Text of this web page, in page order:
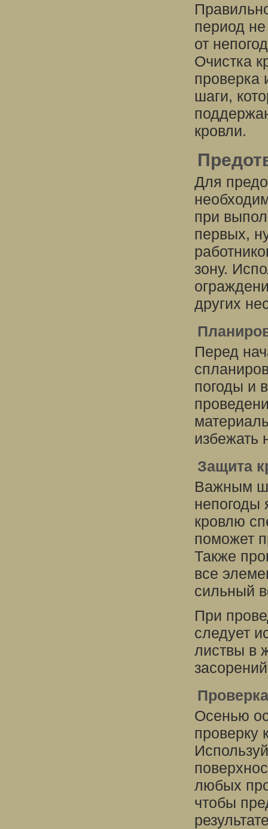
период не
от
Очистка
проверка
шаги,
кровли.
Для
при
первых,
зону.
других
Перед
погоды и
избежать
Защита
Важным
непогоды
кровлю
поможет
Также
все
сильный
При
следует
листвы в
Осенью
проверку
любых
чтобы